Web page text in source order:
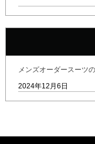
メンズオーダースー
2024年12月6日